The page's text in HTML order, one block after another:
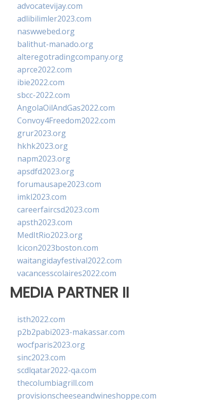
advocatevijay.com
adlibilimler2023.com
naswwebed.org
balithut-manado.org
alteregotradingcompany.org
aprce2022.com
ibie2022.com
sbcc-2022.com
AngolaOilAndGas2022.com
Convoy4Freedom2022.com
grur2023.org
hkhk2023.org
napm2023.org
apsdfd2023.org
forumausape2023.com
imkl2023.com
careerfaircsd2023.com
apsth2023.com
MedItRio2023.org
lcicon2023boston.com
waitangidayfestival2022.com
vacancesscolaires2022.com
MEDIA PARTNER II
isth2022.com
p2b2pabi2023-makassar.com
wocfparis2023.org
sinc2023.com
scdlqatar2022-qa.com
thecolumbiagrill.com
provisionscheeseandwineshoppe.com